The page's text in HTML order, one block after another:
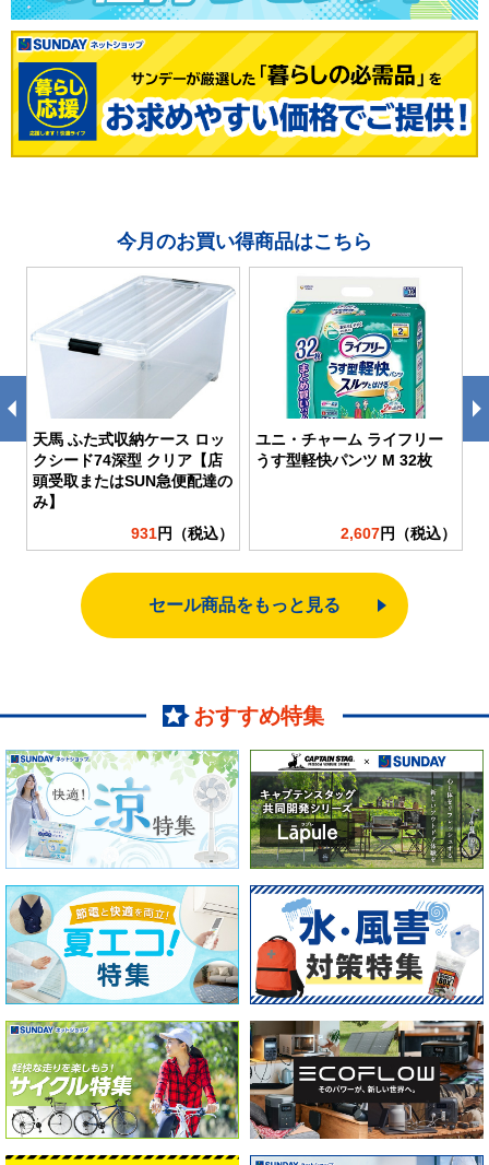
今月のお買い得商品はこちら
天馬 ふた式収納ケース ロッ
クシード74深型 クリア【店
頭受取またはSUN急便配達の
み】
931円（税込）
ユニ・チャーム ライフリー
うす型軽快パンツ M 32枚
2,607円（税込）
セール商品をもっと見る
おすすめ特集